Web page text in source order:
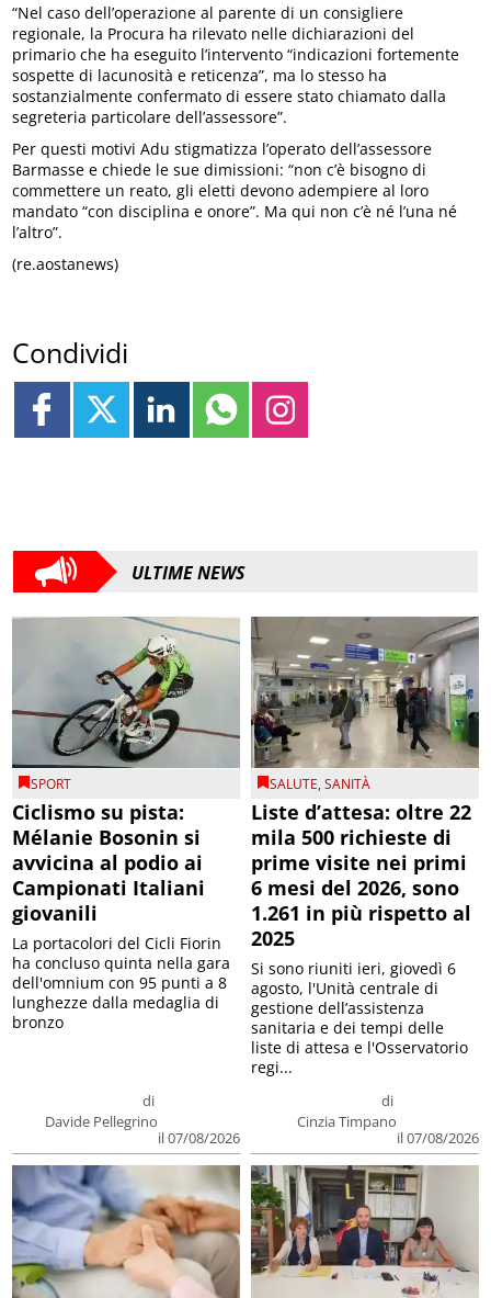
“Nel caso dell’operazione al parente di un consigliere
regionale, la Procura ha rilevato nelle dichiarazioni del
primario che ha eseguito l’intervento “indicazioni fortemente
sospette di lacunosità e reticenza”, ma lo stesso ha
sostanzialmente confermato di essere stato chiamato dalla
segreteria particolare dell’assessore”.
Per questi motivi Adu stigmatizza l’operato dell’assessore
Barmasse e chiede le sue dimissioni: “non c’è bisogno di
commettere un reato, gli eletti devono adempiere al loro
mandato “con disciplina e onore”. Ma qui non c’è né l’una né
l’altro”.
(re.aostanews)
Condividi
ULTIME NEWS
SPORT
Ciclismo su pista:
Mélanie Bosonin si
avvicina al podio ai
Campionati Italiani
giovanili
di
Davide Pellegrino
il 07/08/2026
La portacolori del Cicli Fiorin
ha concluso quinta nella gara
dell'omnium con 95 punti a 8
lunghezze dalla medaglia di
bronzo
SALUTE,SANITÀ
Liste d’attesa: oltre 22
mila 500 richieste di
prime visite nei primi
6 mesi del 2026, sono
1.261 in più rispetto al
2025
di
Cinzia Timpano
il 07/08/2026
Si sono riuniti ieri, giovedì 6
agosto, l'Unità centrale di
gestione dell’assistenza
sanitaria e dei tempi delle
liste di attesa e l'Osservatorio
regi...